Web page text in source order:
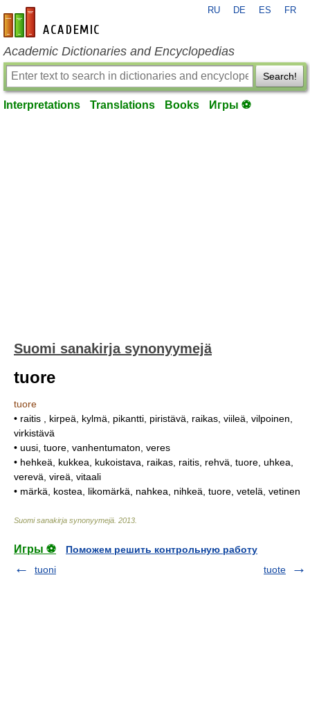
en-academic.com
RU DE ES FR
Academic Dictionaries and Encyclopedias
Search!
Interpretations Translations Books Игры ⚽
Suomi sanakirja synonyymejä
tuore
tuore
• raitis , kirpeä, kylmä, pikantti, piristävä, raikas, viileä, vilpoinen,
virkistävä
• uusi, tuore, vanhentumaton, veres
• hehkeä, kukkea, kukoistava, raikas, raitis, rehvä, tuore, uhkea,
verevä, vireä, vitaali
• märkä, kostea, likomärkä, nahkea, nihkeä, tuore, vetelä, vetinen
Suomi sanakirja synonyymejä 2013
Игры ⚽
Поможем решить контрольную работу
tuoni
tuote